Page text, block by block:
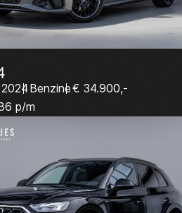
CONTACT:
2024 Benzine€ 34.900,-
p/m